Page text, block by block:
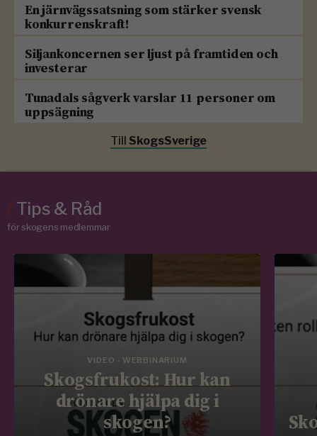
En järnvägssatsning som stärker svensk
konkurrenskraft!
Siljankoncernen ser ljust på framtiden och
investerar
Tunadals sågverk varslar 11 personer om
uppsägning
Till SkogsSverige
/Tips & Råd
för skogens medlemmar
VIDEO - WEBBINARIUM
Skogsfrukost: Hur kan
drönare hjälpa dig i
skogen?